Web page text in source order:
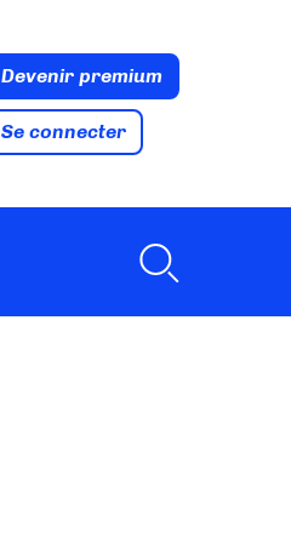
Devenir premium
Se connecter